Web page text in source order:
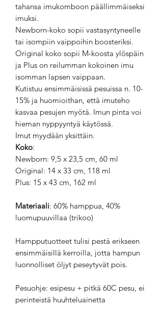
tahansa imukomboon päällimmäiseksi
imuksi.
Newborn-koko sopii vastasyntyneelle
tai isompiin vaippoihin boosteriksi.
Original koko sopii M-koosta ylöspäin
ja Plus on reilumman kokoinen imu
isomman lapsen vaippaan.
Kutistuu ensimmäisissä pesuissa n. 10-
15% ja huomioithan, että imuteho
kasvaa pesujen myötä. Imun pinta voi
hieman nyppyyntyä käytössä.
Imut myydään yksittäin.
Koko:
Newborn: 9,5 x 23,5 cm, 60 ml
Original: 14 x 33 cm, 118 ml
Plus: 15 x 43 cm, 162 ml
Materiaali: 60% hamppua, 40%
luomupuuvillaa (trikoo)
Hampputuotteet tulisi pestä erikseen
ensimmäisillä kerroilla, jotta hampun
luonnolliset öljyt peseytyvät pois.
Pesuohje: esipesu + pitkä 60C pesu, ei
perinteistä huuhteluainetta